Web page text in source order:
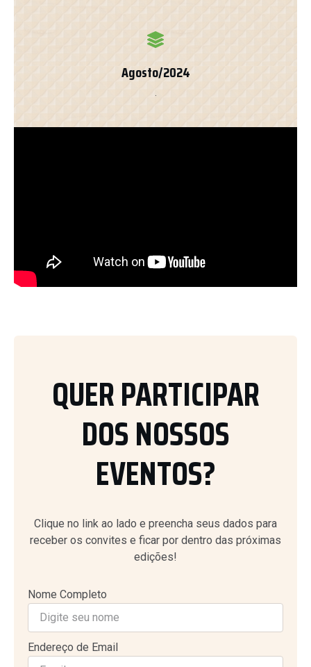
Agosto/2024
QUER PARTICIPAR
DOS NOSSOS
EVENTOS?
Clique no link ao lado e preencha seus dados para
receber os convites e ficar por dentro das próximas
edições!
Nome Completo
Endereço de Email